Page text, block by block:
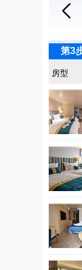

第3
房型